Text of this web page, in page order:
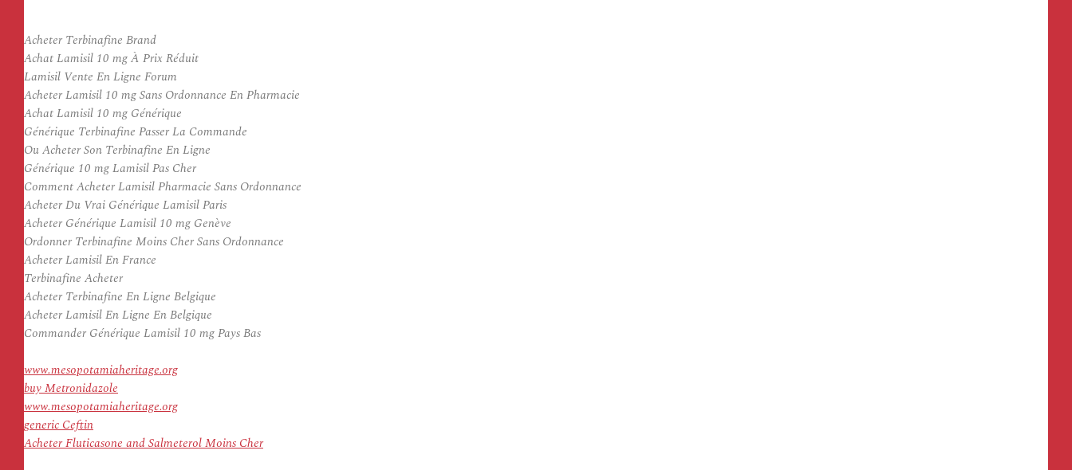
Acheter Terbinafine Brand
Achat Lamisil 10 mg À Prix Réduit
Lamisil Vente En Ligne Forum
Acheter Lamisil 10 mg Sans Ordonnance En Pharmacie
Achat Lamisil 10 mg Générique
Générique Terbinafine Passer La Commande
Ou Acheter Son Terbinafine En Ligne
Générique 10 mg Lamisil Pas Cher
Comment Acheter Lamisil Pharmacie Sans Ordonnance
Acheter Du Vrai Générique Lamisil Paris
Acheter Générique Lamisil 10 mg Genève
Ordonner Terbinafine Moins Cher Sans Ordonnance
Acheter Lamisil En France
Terbinafine Acheter
Acheter Terbinafine En Ligne Belgique
Acheter Lamisil En Ligne En Belgique
Commander Générique Lamisil 10 mg Pays Bas
www.mesopotamiaheritage.org
buy Metronidazole
www.mesopotamiaheritage.org
generic Ceftin
Acheter Fluticasone and Salmeterol Moins Cher